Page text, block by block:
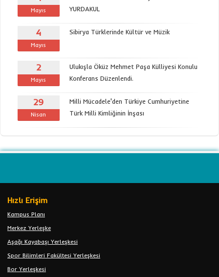
Mayıs
YURDAKUL
4
Mayıs
Sibirya Türklerinde Kültür ve Müzik
2
Mayıs
Ulukışla Öküz Mehmet Paşa Külliyesi Konulu
Konferans Düzenlendi.
29
Nisan
Milli Mücadele'den Türkiye Cumhuriyetine
Türk Milli Kimliğinin İnşası
Hızlı Erişim
Kampus Planı
Merkez Yerleşke
Aşağı Kayabaşı Yerleşkesi
Spor Bilimleri Fakültesi Yerleşkesi
Bor Yerleşkesi